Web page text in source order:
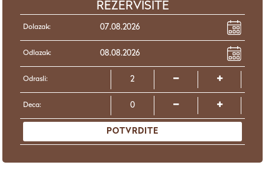
REZERVISITE
Dolazak:
Odlazak:
Odrasli:
Deca:
POTVRDITE